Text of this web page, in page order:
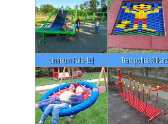
Linarium Falla-LEJ Trampolina Piłkarz